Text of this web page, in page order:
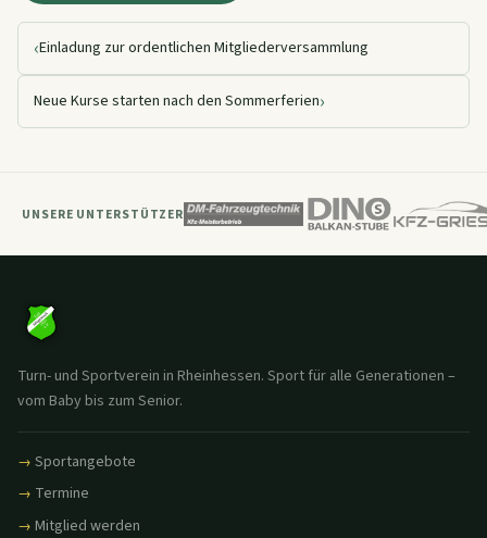
‹Einladung zur ordentlichen Mitgliederversammlung
Neue Kurse starten nach den Sommerferien›
UNSERE UNTERSTÜTZER
Turn- und Sportverein in Rheinhessen. Sport für alle Generationen –
vom Baby bis zum Senior.
Sportangebote
Termine
Mitglied werden